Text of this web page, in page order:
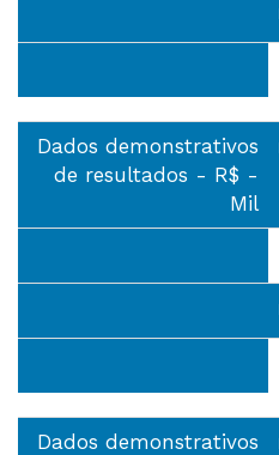
Dados demonstrativos
de resultados - R$ -
Mil
Dados demonstrativos